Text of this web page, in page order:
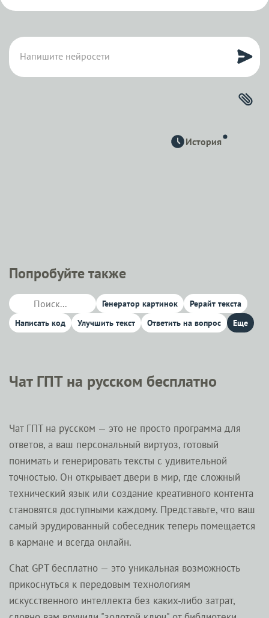
История
Попробуйте также
Генератор картинок
Рерайт текста
Написать код
Улучшить текст Ответить на вопрос Еще
Чат ГПТ на русском бесплатно
Чат ГПТ на русском — это не просто программа для
ответов, а ваш персональный виртуоз, готовый
понимать и генерировать тексты с удивительной
точностью. Он открывает двери в мир, где сложный
технический язык или создание креативного контента
становятся доступными каждому. Представьте, что ваш
самый эрудированный собеседник теперь помещается
в кармане и всегда онлайн.
Chat GPT бесплатно — это уникальная возможность
прикоснуться к передовым технологиям
искусственного интеллекта без каких-либо затрат,